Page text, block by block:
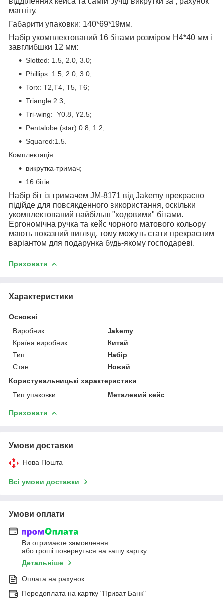
магніту.
Габарити упаковки: 140*69*19мм.
Набір укомплектований 16 бітами розміром H4*40 мм і
завглибшки 12 мм:
Slotted: 1.5, 2.0, 3.0;
Phillips: 1.5, 2.0, 3.0;
Torx: T2,T4, T5, T6;
Triangle:2.3;
Tri-wing: Y0.8, Y2.5;
Pentalobe (star):0.8, 1.2;
Squared:1.5.
Комплектація
викрутка-тримач;
16 бітів.
Набір біт із тримачем JM-8171 від Jakemy прекрасно
підійде для повсякденного використання, оскільки
укомплектований найбільш "ходовими" бітами.
Ергономічна ручка та кейс чорного матового кольору
мають показний вигляд, тому можуть стати прекрасним
варіантом для подарунка будь-якому господареві.
Приховати
Характеристики
Основні
Виробник
Jakemy
Країна виробник
Китай
Тип
Набір
Стан
Новий
Користувальницькі характеристики
Тип упаковки
Металевий кейс
Приховати
Умови доставки
Нова Пошта
Всі умови доставки
Умови оплати
Ви отримаєте замовлення
або гроші повернуться на вашу картку
Детальніше
Оплата на рахунок
Передоплата на картку "Приват Банк"